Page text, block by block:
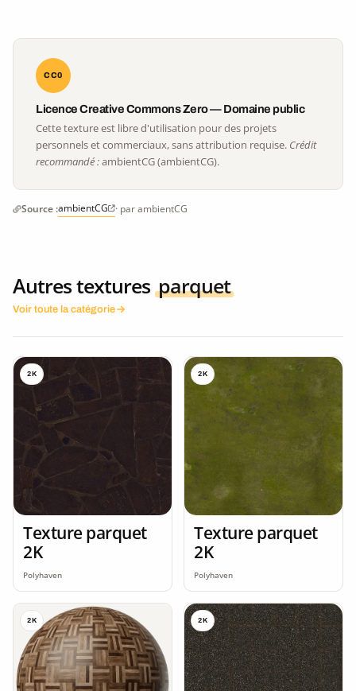
CC0
Licence Creative Commons Zero — Domaine public
Cette texture est libre d'utilisation pour des projets
personnels et commerciaux, sans attribution requise. Crédit
recommandé :ambientCG (ambientCG).
Source :ambientCG · par ambientCG
Autres textures parquet
Voir toute la catégorie
2K
Texture parquet
2K
Polyhaven
2K
Texture parquet
2K
Polyhaven
2K 2K